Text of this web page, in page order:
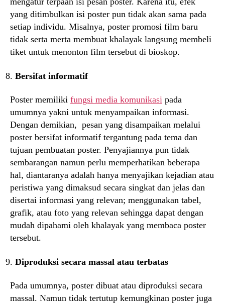
yang ditimbulkan isi poster pun tidak akan sama pada
setiap individu. Misalnya, poster promosi film baru
tidak serta merta membuat khalayak langsung membeli
tiket untuk menonton film tersebut di bioskop.
Bersifat informatif
Poster memiliki fungsi media komunikasi pada
umumnya yakni untuk menyampaikan informasi.
Dengan demikian, pesan yang disampaikan melalui
poster bersifat informatif tergantung pada tema dan
tujuan pembuatan poster. Penyajiannya pun tidak
sembarangan namun perlu memperhatikan beberapa
hal, diantaranya adalah hanya menyajikan kejadian atau
peristiwa yang dimaksud secara singkat dan jelas dan
disertai informasi yang relevan; menggunakan tabel,
grafik, atau foto yang relevan sehingga dapat dengan
mudah dipahami oleh khalayak yang membaca poster
tersebut.
Diproduksi secara massal atau terbatas
Pada umumnya, poster dibuat atau diproduksi secara
massal. Namun tidak tertutup kemungkinan poster juga